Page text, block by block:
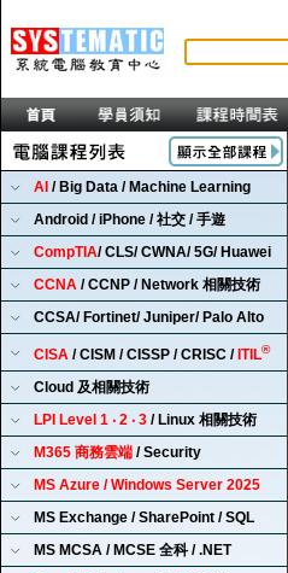
AI / Big Data / Machine Learning
Android / iPhone / 社交 / 手遊
CompTIA/ CLS/ CWNA/ 5G/ Huawei
CCNA / CCNP / Network 相關技術
CCSA/ Fortinet/ Juniper/ Palo Alto
CISA / CISM / CISSP / CRISC / ITIL®
Cloud 及相關技術
LPI Level 1 ‧ 2 ‧ 3 / Linux 相關技術
M365 商務雲端 / Security
MS Azure / Windows Server 2025
MS Exchange / SharePoint / SQL
MS MCSA / MCSE 全科 / .NET